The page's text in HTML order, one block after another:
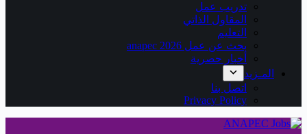
تدريب عمل
المقاول الذاتي
التعليم
بحث عن عمل 2026 anapec
أخبار حصرية
المـزيد
اتصل بنا
Privacy Policy